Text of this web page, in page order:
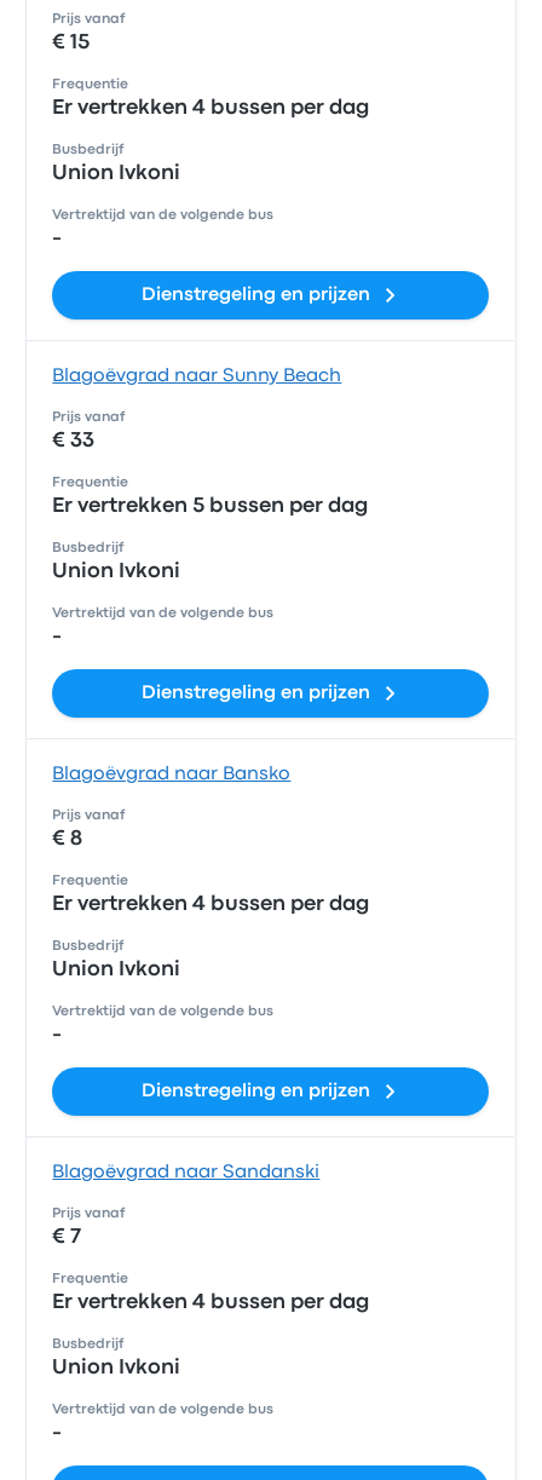
Prijs vanaf
€ 15
Frequentie
Er vertrekken 4 bussen per dag
Busbedrijf
Union Ivkoni
Vertrektijd van de volgende bus
-
Dienstregeling en prijzen
Blagoëvgrad naar Sunny Beach
Prijs vanaf
€ 33
Frequentie
Er vertrekken 5 bussen per dag
Busbedrijf
Union Ivkoni
Vertrektijd van de volgende bus
-
Dienstregeling en prijzen
Blagoëvgrad naar Bansko
Prijs vanaf
€ 8
Frequentie
Er vertrekken 4 bussen per dag
Busbedrijf
Union Ivkoni
Vertrektijd van de volgende bus
-
Dienstregeling en prijzen
Blagoëvgrad naar Sandanski
Prijs vanaf
€ 7
Frequentie
Er vertrekken 4 bussen per dag
Busbedrijf
Union Ivkoni
Vertrektijd van de volgende bus
-